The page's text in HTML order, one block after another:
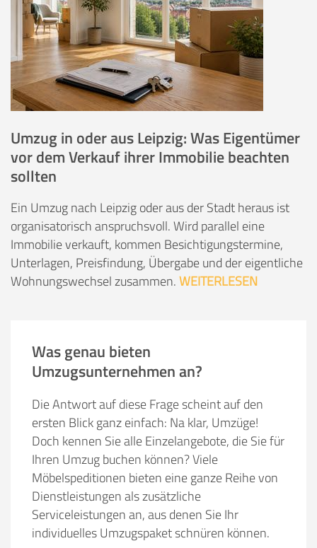
Umzug in oder aus Leipzig: Was Eigentümer
vor dem Verkauf ihrer Immobilie beachten
sollten
Ein Umzug nach Leipzig oder aus der Stadt heraus ist
organisatorisch anspruchsvoll. Wird parallel eine
Immobilie verkauft, kommen Besichtigungstermine,
Unterlagen, Preisfindung, Übergabe und der eigentliche
Wohnungswechsel zusammen.WEITERLESEN
Was genau bieten
Umzugsunternehmen an?
Die Antwort auf diese Frage scheint auf den
ersten Blick ganz einfach: Na klar, Umzüge!
Doch kennen Sie alle Einzelangebote, die Sie für
Ihren Umzug buchen können? Viele
Möbelspeditionen bieten eine ganze Reihe von
Dienstleistungen als zusätzliche
Serviceleistungen an, aus denen Sie Ihr
individuelles Umzugspaket schnüren können.